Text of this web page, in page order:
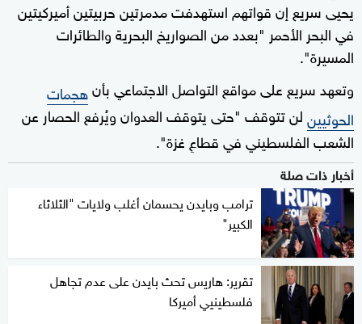
يحيى سريع إن قواتهم استهدفت مدمرتين حربيتين أميركيتين
في البحر الأحمر "بعدد من الصواريخ البحرية والطائرات
المسيرة".
وتعهد سريع على مواقع التواصل الاجتماعي بأنهجمات
الحوثيينلن تتوقف "حتى يتوقف العدوان ويُرفع الحصار عن
الشعب الفلسطيني في قطاعِ غزة".
أخبار ذات صلة
ترامب وبايدن يحسمان أغلب ولايات "الثلاثاء
الكبير"
تقرير: هاريس تحث بايدن على عدم تجاهل
فلسطينيي أميركا